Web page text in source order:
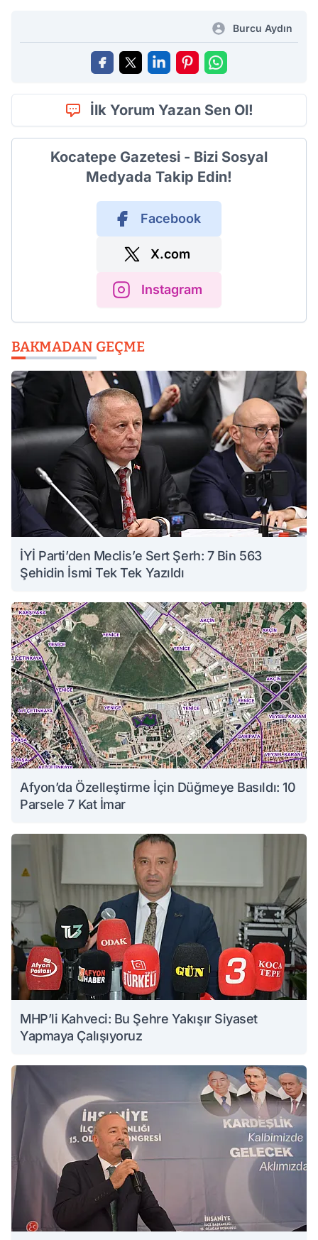
Burcu Aydın
İlk Yorum Yazan Sen Ol!
Kocatepe Gazetesi - Bizi Sosyal
Medyada Takip Edin!
Facebook
X.com
Instagram
BAKMADAN GEÇME
İYİ Parti’den Meclis’e Sert Şerh: 7 Bin 563
Şehidin İsmi Tek Tek Yazıldı
Afyon’da Özelleştirme İçin Düğmeye Basıldı: 10
Parsele 7 Kat İmar
MHP’li Kahveci: Bu Şehre Yakışır Siyaset
Yapmaya Çalışıyoruz